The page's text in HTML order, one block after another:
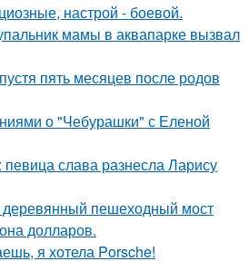
настрой - боевой.
мамы в аквапарке вызвал
пять месяцев после родов
о "Чебурашки" с Еленой
слава разнесла Ларису
деревянный пешеходный мост
долларов.
я хотела Porsche!